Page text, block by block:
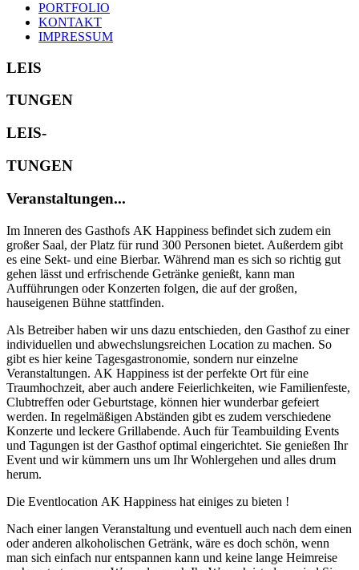
PORTFOLIO
KONTAKT
IMPRESSUM
LEIS
TUNGEN
LEIS-
TUNGEN
Veranstaltungen...
Im Inneren des Gasthofs AK Happiness befindet sich zudem ein
großer Saal, der Platz für rund 300 Personen bietet. Außerdem gibt
es eine Sekt- und eine Bierbar. Während man es sich so richtig gut
gehen lässt und erfrischende Getränke genießt, kann man
Aufführungen oder Konzerten folgen, die auf der großen,
hauseigenen Bühne stattfinden.
Als Betreiber haben wir uns dazu entschieden, den Gasthof zu einer
individuellen und abwechslungsreichen Location zu machen. So
gibt es hier keine Tagesgastronomie, sondern nur einzelne
Veranstaltungen. AK Happiness ist der perfekte Ort für eine
Traumhochzeit, aber auch andere Feierlichkeiten, wie Familienfeste,
Clubtreffen oder Geburtstage, können hier wunderbar gefeiert
werden. In regelmäßigen Abständen gibt es zudem verschiedene
Konzerte und leckere Grillabende. Auch für Teambuilding Events
und Tagungen ist der Gasthof optimal eingerichtet. Sie genießen Ihr
Event und wir kümmern uns um Ihr Wohlergehen und alles drum
herum.
Die Eventlocation AK Happiness hat einiges zu bieten !
Nach einer langen Veranstaltung und eventuell auch nach dem einen
oder anderen alkoholischen Getränk, wäre es doch schön, wenn
man sich einfach nur entspannen kann und keine lange Heimreise